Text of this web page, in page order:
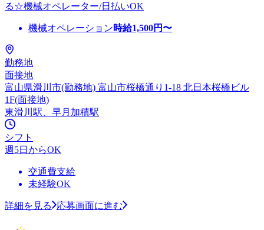
る☆機械オペレーター/日払いOK
機械オペレーション時給1,500円〜
勤務地
面接地
富山県滑川市(勤務地) 富山市桜橋通り1-18 北日本桜橋ビル
1F(面接地)
東滑川駅、早月加積駅
シフト
週5日からOK
交通費支給
未経験OK
詳細を見る 応募画面に進む